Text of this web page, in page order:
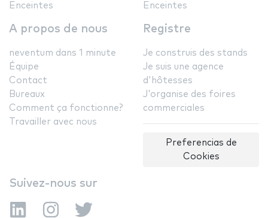
Enceintes
Enceintes
A propos de nous
neventum dans 1 minute
Équipe
Contact
Bureaux
Comment ça fonctionne?
Travailler avec nous
Registre
Je construis des stands
Je suis une agence
d'hôtesses
J'organise des foires
commerciales
Preferencias de
Cookies
Suivez-nous sur